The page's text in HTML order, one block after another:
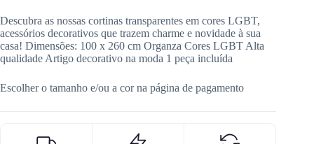
Descubra as nossas cortinas transparentes em cores LGBT,
acessórios decorativos que trazem charme e novidade à sua
casa! Dimensões: 100 x 260 cm Organza Cores LGBT Alta
qualidade Artigo decorativo na moda 1 peça incluída
Escolher o tamanho e/ou a cor na página de pagamento